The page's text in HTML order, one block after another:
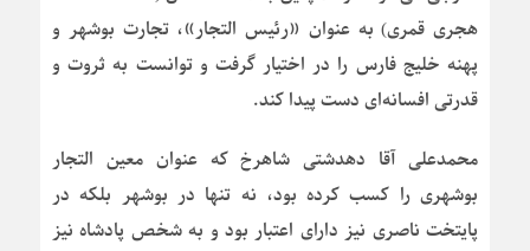
هجری قمری) به عنوان «رئیس التجار»، تجارت بوشهر و
پهنه خلیج فارس را در اختیار گرفت و توانست به ثروت و
قدرتی افسانه‌ای دست پیدا کند.
محمدعلی آقا دهدشتی شاهرخ که عنوان معین التجار
بوشهری را کسب کرده بود، نه تنها در بوشهر بلکه در
پایتخت ناصری نیز دارای اعتبار بود و به شخص پادشاه نیز